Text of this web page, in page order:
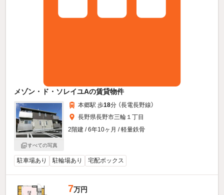
メゾン・ド・ソレイユAの賃貸物件
すべての写真
本郷駅 歩18分 （長電長野線）
長野県長野市三輪１丁目
2階建 / 6年10ヶ月 / 軽量鉄骨
駐車場あり 駐輪場あり 宅配ボックス
7万円